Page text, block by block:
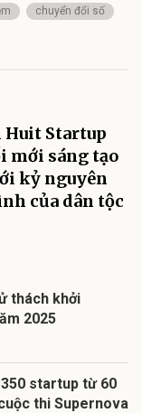
chuyển đổi số
Huit Startup
mới sáng tạo
kỷ nguyên
của dân tộc
thách khởi
2025
startup từ 60
thi Supernova